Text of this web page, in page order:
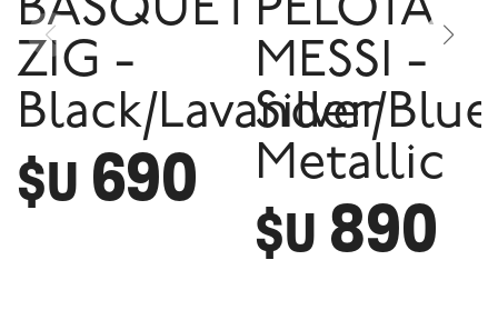
BASQUET
ZIG -
Black/Lavander/Blue
$U 690
PELOTA
MESSI -
Silver
Metallic
$U 890